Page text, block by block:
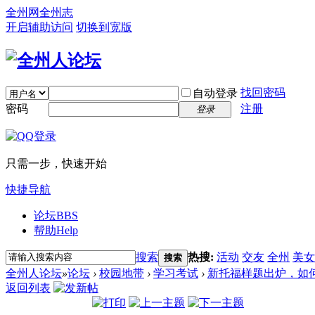
全州网全州志
开启辅助访问 切换到宽版
自动登录 找回密码
密码
登录 注册
只需一步，快速开始
快捷导航
论坛BBS
帮助Help
搜索 搜索 热搜: 活动 交友 全州 美女
全州人论坛»论坛 › 校园地带 › 学习考试 › 新托福样题出炉，如
返回列表